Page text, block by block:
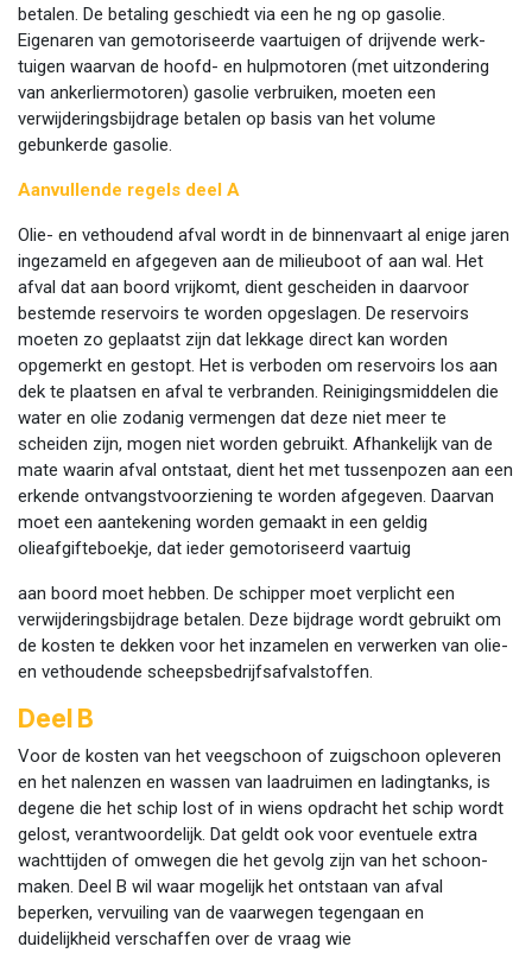
betalen. De betaling geschiedt via een he ng op gasolie.
Eigenaren van gemotoriseerde vaartuigen of drijvende werk-
tuigen waarvan de hoofd- en hulpmotoren (met uitzondering
van ankerliermotoren) gasolie verbruiken, moeten een
verwijderingsbijdrage betalen op basis van het volume
gebunkerde gasolie.
Aanvullende regels deel A
Olie- en vethoudend afval wordt in de binnenvaart al enige jaren
ingezameld en afgegeven aan de milieuboot of aan wal. Het
afval dat aan boord vrijkomt, dient gescheiden in daarvoor
bestemde reservoirs te worden opgeslagen. De reservoirs
moeten zo geplaatst zijn dat lekkage direct kan worden
opgemerkt en gestopt. Het is verboden om reservoirs los aan
dek te plaatsen en afval te verbranden. Reinigingsmiddelen die
water en olie zodanig vermengen dat deze niet meer te
scheiden zijn, mogen niet worden gebruikt. Afhankelijk van de
mate waarin afval ontstaat, dient het met tussenpozen aan een
erkende ontvangstvoorziening te worden afgegeven. Daarvan
moet een aantekening worden gemaakt in een geldig
olieafgifteboekje, dat ieder gemotoriseerd vaartuig
aan boord moet hebben. De schipper moet verplicht een
verwijderingsbijdrage betalen. Deze bijdrage wordt gebruikt om
de kosten te dekken voor het inzamelen en verwerken van olie-
en vethoudende scheepsbedrijfsafvalstoffen.
Deel B
Voor de kosten van het veegschoon of zuigschoon opleveren
en het nalenzen en wassen van laadruimen en ladingtanks, is
degene die het schip lost of in wiens opdracht het schip wordt
gelost, verantwoordelijk. Dat geldt ook voor eventuele extra
wachttijden of omwegen die het gevolg zijn van het schoon-
maken. Deel B wil waar mogelijk het ontstaan van afval
beperken, vervuiling van de vaarwegen tegengaan en
duidelijkheid verschaffen over de vraag wie